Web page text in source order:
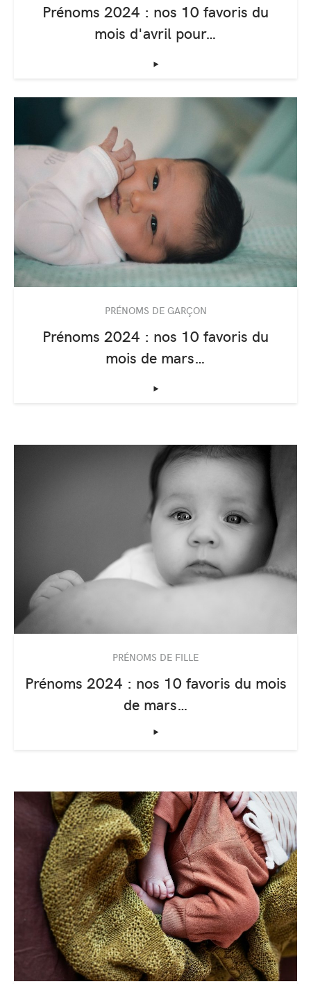
Prénoms 2024 : nos 10 favoris du
mois d'avril pour…
‣
PRÉNOMS DE GARÇON
Prénoms 2024 : nos 10 favoris du
mois de mars…
‣
PRÉNOMS DE FILLE
Prénoms 2024 : nos 10 favoris du mois
de mars…
‣